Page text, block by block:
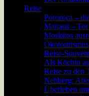
Reise
Pororoca –
Manaus –
Moskitos
Reise-
Als Köchin
Reise zu den
Nehberg:
Überleben